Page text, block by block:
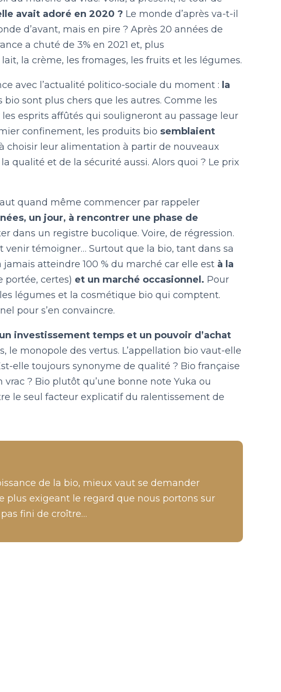
avait adoré en 2020 ? Le monde d’après va-t-il
d’avant, mais en pire ? Après 20 années de
a chuté de 3% en 2021 et, plus
la crème, les fromages, les fruits et les légumes.
avec l’actualité politico-sociale du moment : la
bio sont plus chers que les autres. Comme les
esprits affûtés qui souligneront au passage leur
confinement, les produits bio semblaient
choisir leur alimentation à partir de nouveaux
qualité et de la sécurité aussi. Alors quoi ? Le prix
quand même commencer par rappeler
un jour, à rencontrer une phase de
dans un registre bucolique. Voire, de régression.
témoigner… Surtout que la bio, tant dans sa
atteindre 100 % du marché car elle est à la
portée, certes) et un marché occasionnel. Pour
légumes et la cosmétique bio qui comptent.
pour s’en convaincre.
investissement temps et un pouvoir d’achat
le monopole des vertus. L’appellation bio vaut-elle
elle toujours synonyme de qualité ? Bio française
? Bio plutôt qu’une bonne note Yuka ou
le seul facteur explicatif du ralentissement de
de la bio, mieux vaut se demander
exigeant le regard que nous portons sur
fini de croître…